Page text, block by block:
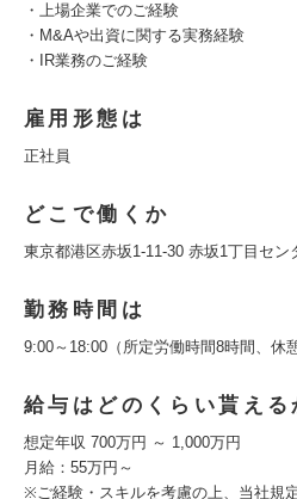
・上場企業でのご経験
・M&Aや出資に関する実務経験
・IR業務のご経験
雇用形態は
正社員
どこで働くか
東京都港区赤坂1-11-30 赤坂1丁目セン
勤務時間は
9:00～18:00（所定労働時間8時間、休
給与はどのくらい貰える
想定年収 700万円 ～ 1,000万円
月給：55万円～
※ご経験・スキルを考慮の上、当社規